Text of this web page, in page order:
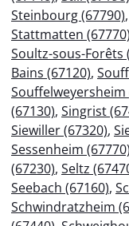
Steinbourg (67790),
Stattmatten (67770)
Soultz-sous-Forêts
Bains (67120),
Souffelweyersheim
(67130), Singrist
Siewiller (67320),
Sessenheim (67770)
(67230), Seltz
Seebach (67160),
Schwindratzheim